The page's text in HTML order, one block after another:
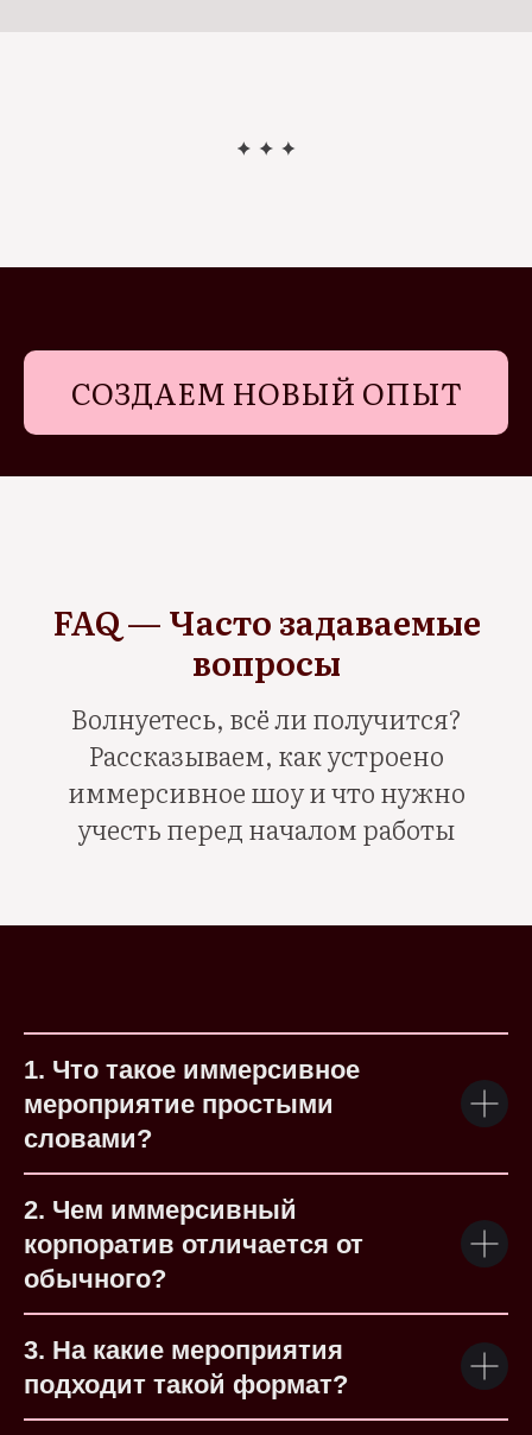
СОЗДАЕМ НОВЫЙ ОПЫТ
FAQ — Часто задаваемые
вопросы
Волнуетесь, всё ли получится?
Рассказываем, как устроено
иммерсивное шоу и что нужно
учесть перед началом работы
1. Что такое иммерсивное
мероприятие простыми
словами?
2. Чем иммерсивный
корпоратив отличается от
обычного?
3. На какие мероприятия
подходит такой формат?